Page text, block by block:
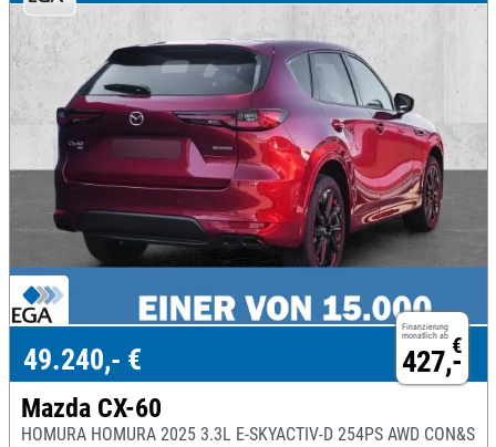
Finanzierung
monatlich ab €
427,-
49.240,- €
Mazda CX-60
HOMURA HOMURA 2025 3.3L E-SKYACTIV-D 254PS AWD